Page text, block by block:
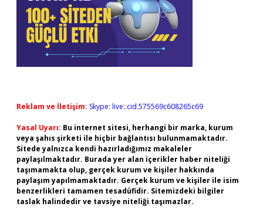
Reklam ve İletişim: Skype: live:.cid.575569c608265c69
Yasal Uyarı: Bu internet sitesi, herhangi bir marka, kurum
veya şahıs şirketi ile hiçbir bağlantısı bulunmamaktadır.
Sitede yalnızca kendi hazırladığımız makaleler
paylaşılmaktadır. Burada yer alan içerikler haber niteliği
taşımamakta olup, gerçek kurum ve kişiler hakkında
paylaşım yapılmamaktadır. Gerçek kurum ve kişiler ile isim
benzerlikleri tamamen tesadüfidir. Sitemizdeki bilgiler
taslak halindedir ve tavsiye niteliği taşımazlar.